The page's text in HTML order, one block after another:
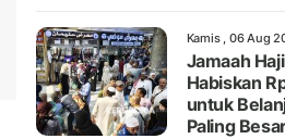
Kamis , 06 Aug
Jamaah
Habiskan
untuk
Paling